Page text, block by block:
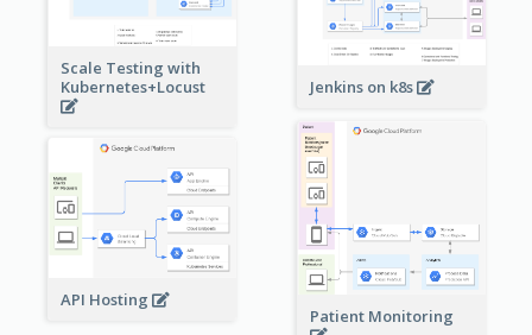
Jenkins on k8s
Scale Testing with
Kubernetes+Locust
Patient Monitoring
API Hosting